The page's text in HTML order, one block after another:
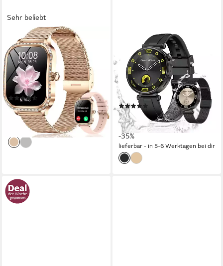
Sehr beliebt
FORRLITE
Smartwatch Damen, Neueste
Fitness Uhr mit Anruffunktion
Smartwatch
iOS 9.0+ Android 5.1+ Betriebssystem
(68)
39,99 € UVP87,99 €
-55%
lieferbar - in 3-4 Werktagen bei dir
ZEVELORA
Damen's IP68 Wasserdicht
Telefonfunktion Fitness-
Tracker Elegant Smartwatch
120 Std. Akkulaufzeit
Android/iOS Betriebssystem
(4)
105,13 € UVP162,14 €
9,60 €
mtl. in 12 Raten
-35%
lieferbar - in 5-6 Werktagen bei dir